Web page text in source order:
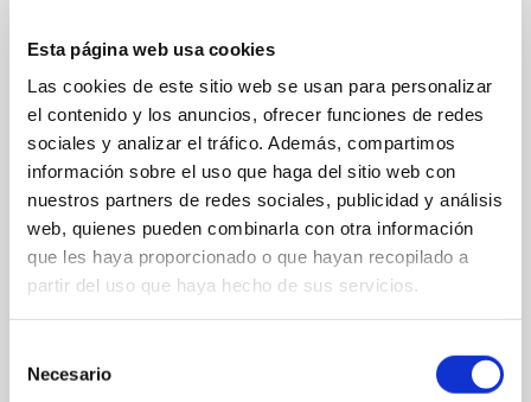
Esta página web usa cookies
Las cookies de este sitio web se usan para personalizar
el contenido y los anuncios, ofrecer funciones de redes
sociales y analizar el tráfico. Además, compartimos
información sobre el uso que haga del sitio web con
nuestros partners de redes sociales, publicidad y análisis
web, quienes pueden combinarla con otra información
que les haya proporcionado o que hayan recopilado a
partir del uso que haya hecho de sus servicios.
Necesario
BENEFICIOS Y PROPIEDADES
Actúa de forma localizada sobre granos e imperfecciones
Ayuda a reducir rojeces e inflamación
Favorece la purificación de la piel
Respeta la piel sana circundante
Textura ligera y de rápida absorción
Ideal como tratamiento puntual SOS
Formato: 15ml